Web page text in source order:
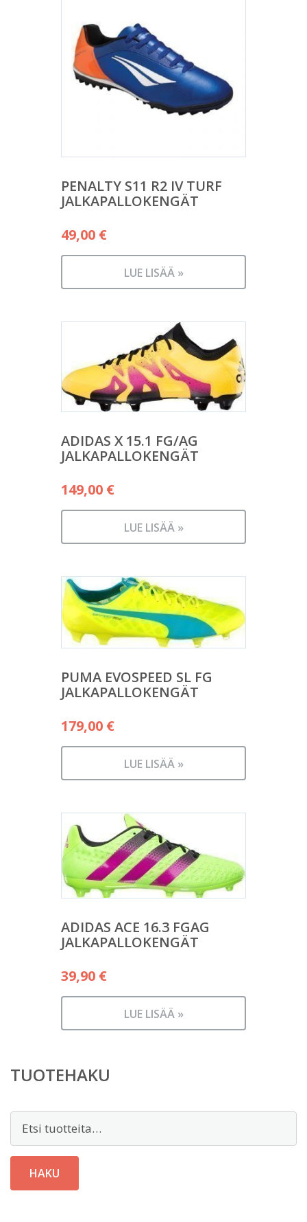
PENALTY S11 R2 IV TURF
JALKAPALLOKENGÄT
49,00 €
LUE LISÄÄ »
ADIDAS X 15.1 FG/AG
JALKAPALLOKENGÄT
149,00 €
LUE LISÄÄ »
PUMA EVOSPEED SL FG
JALKAPALLOKENGÄT
179,00 €
LUE LISÄÄ »
ADIDAS ACE 16.3 FGAG
JALKAPALLOKENGÄT
39,90 €
LUE LISÄÄ »
TUOTEHAKU
Etsi:
HAKU